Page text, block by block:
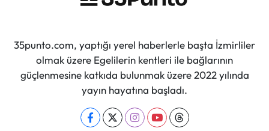
35punto.com, yaptığı yerel haberlerle başta İzmirliler
olmak üzere Egelilerin kentleri ile bağlarının
güçlenmesine katkıda bulunmak üzere 2022 yılında
yayın hayatına başladı.